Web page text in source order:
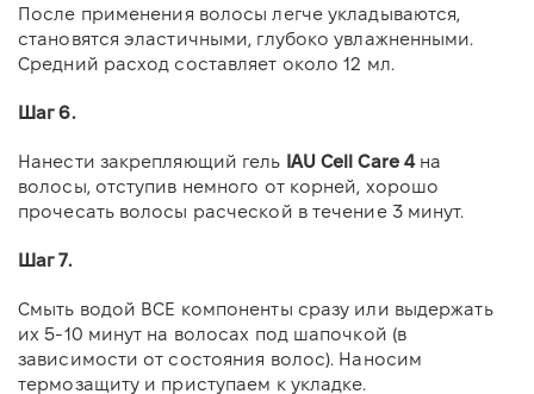
После применения волосы легче укладываются,
становятся эластичными, глубоко увлажненными.
Средний расход составляет около 12 мл.
Шаг 6.
Нанести закрепляющий гель IAU Cell Care 4на
волосы, отступив немного от корней, хорошо
прочесать волосы расческой в течение 3 минут.
Шаг 7.
Смыть водой ВСЕ компоненты сразу или выдержать
их 5-10 минут на волосах под шапочкой (в
зависимости от состояния волос). Наносим
термозащиту и приступаем к укладке.